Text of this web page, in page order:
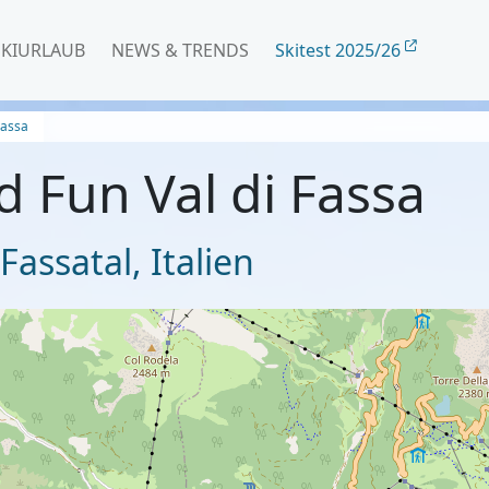
NEWS & TRENDS Skitest 2025/26
Fun Val di Fassa
Fassatal, Italien